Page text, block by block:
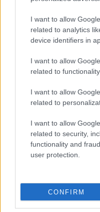
I want to allow
related to analytics
device identifiers in
I want to allow
related to
I want to allow
related to
I want to allow
related to security,
functionality and
user protection.
CONFIRM
Flórián
HÍRLEVÉL